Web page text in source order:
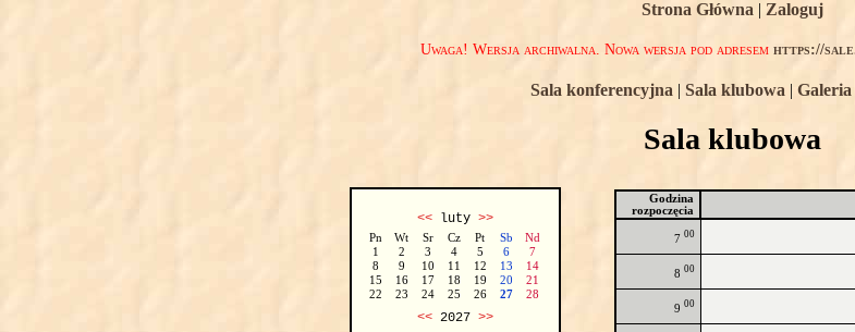
Strona Główna | Zaloguj
Uwaga! Wersja archiwalna. Nowa wersja pod adresem https://
Sala konferencyjna | Sala klubowa | Galeria
Sala klubowa
<<luty >>
Pn Wt Sr Cz Pt Sb
Nd
1
2 3 4 5 6
7
8
9 10 11 12 13
14
15
16 17 18 19 20
21
22
23 24 25 26 27 28
<<2027 >>
Godzina
rozpoczęcia
7 00
8 00
9 00